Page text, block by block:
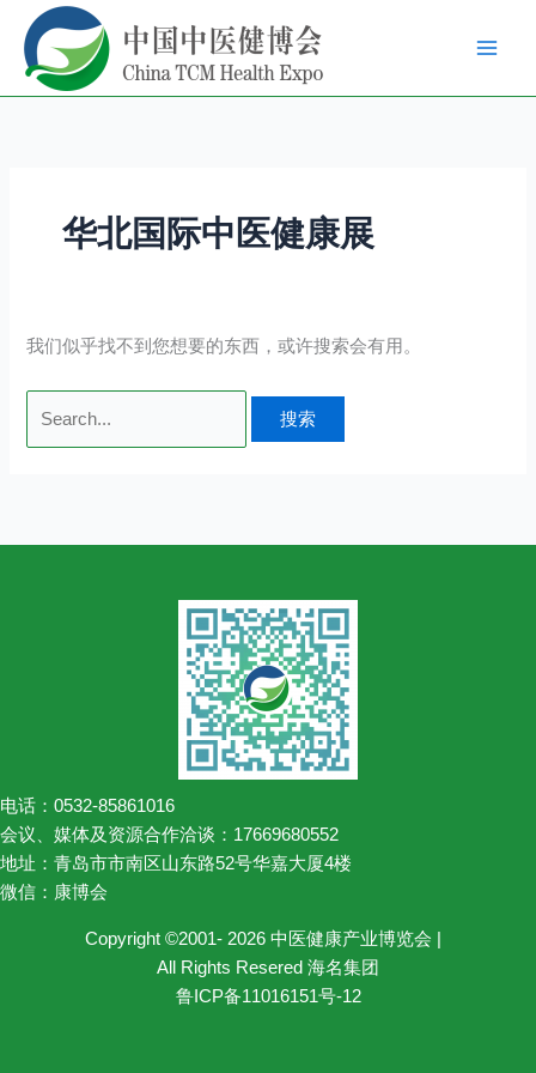
容
华北国际中医健康展
我们似乎找不到您想要的东西，或许搜索会有用。
搜
索：
电话：0532-85861016
会议、媒体及资源合作洽谈：17669680552
地址：青岛市市南区山东路52号华嘉大厦4楼
微信：康博会
Copyright ©2001- 2026 中医健康产业博览会 |
All Rights Resered 海名集团
鲁ICP备11016151号-12